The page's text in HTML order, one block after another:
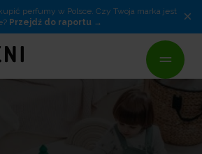
perfumy w Polsce. Czy Twoja marka jest
Przejdź do raportu ×